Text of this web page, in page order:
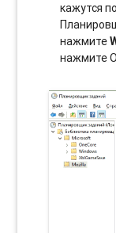
кажутся
нажмите
нажмите